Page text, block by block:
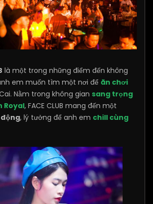
là một trong những điểm đến không
em muốn tìm một nơi để ăn chơi
Nằm trong không gian sang trọng
Royal, FACE CLUB mang đến một
, lý tưởng để anh em chill cùng